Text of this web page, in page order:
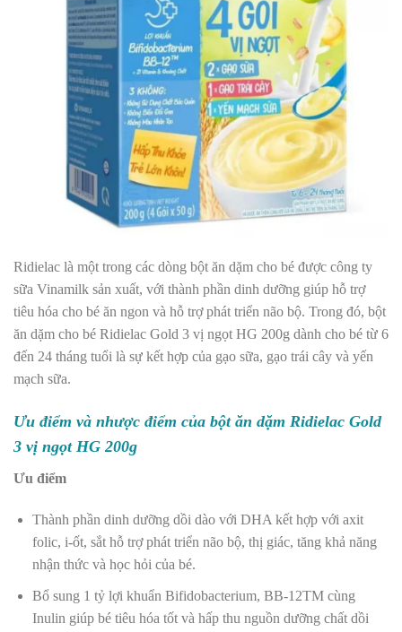
Ridielac là một trong các dòng bột ăn dặm cho bé được công ty
sữa Vinamilk sản xuất, với thành phần dinh dưỡng giúp hỗ trợ
tiêu hóa cho bé ăn ngon và hỗ trợ phát triển não bộ. Trong đó, bột
ăn dặm cho bé Ridielac Gold 3 vị ngọt HG 200g dành cho bé từ 6
đến 24 tháng tuổi là sự kết hợp của gạo sữa, gạo trái cây và yến
mạch sữa.
Ưu điểm và nhược điểm của bột ăn dặm Ridielac Gold
3 vị ngọt HG 200g
Ưu điểm
Thành phần dinh dưỡng dồi dào với DHA kết hợp với axit
folic, i-ốt, sắt hỗ trợ phát triển não bộ, thị giác, tăng khả năng
nhận thức và học hỏi của bé.
Bổ sung 1 tỷ lợi khuẩn Bifidobacterium, BB-12TM cùng
Inulin giúp bé tiêu hóa tốt và hấp thu nguồn dưỡng chất dồi